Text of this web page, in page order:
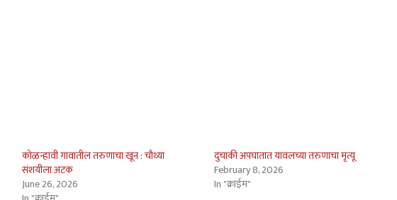
कोळन्हावी गावातील तरुणाचा खून : चौथ्या
संशयीला अटक
June 26, 2026
दुचाकी अपघातात यावलच्या तरुणाचा मृत्यू
February 8, 2026
In "क्राईम"